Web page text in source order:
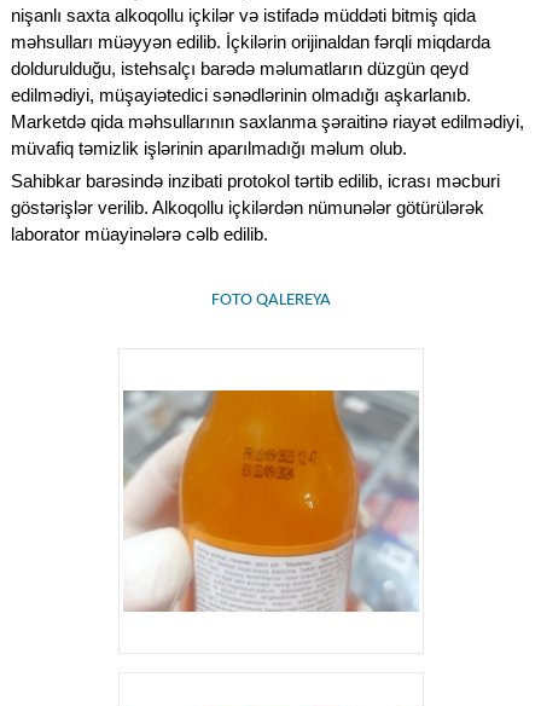
nişanlı saxta alkoqollu içkilər və istifadə müddəti bitmiş qida
məhsulları müəyyən edilib. İçkilərin orijinaldan fərqli miqdarda
doldurulduğu, istehsalçı barədə məlumatların düzgün qeyd
edilmədiyi, müşayiətedici sənədlərinin olmadığı aşkarlanıb.
Marketdə qida məhsullarının saxlanma şəraitinə riayət edilmədiyi,
müvafiq təmizlik işlərinin aparılmadığı məlum olub.
Sahibkar barəsində inzibati protokol tərtib edilib, icrası məcburi
göstərişlər verilib. Alkoqollu içkilərdən nümunələr götürülərək
laborator müayinələrə cəlb edilib.
FOTO QALEREYA